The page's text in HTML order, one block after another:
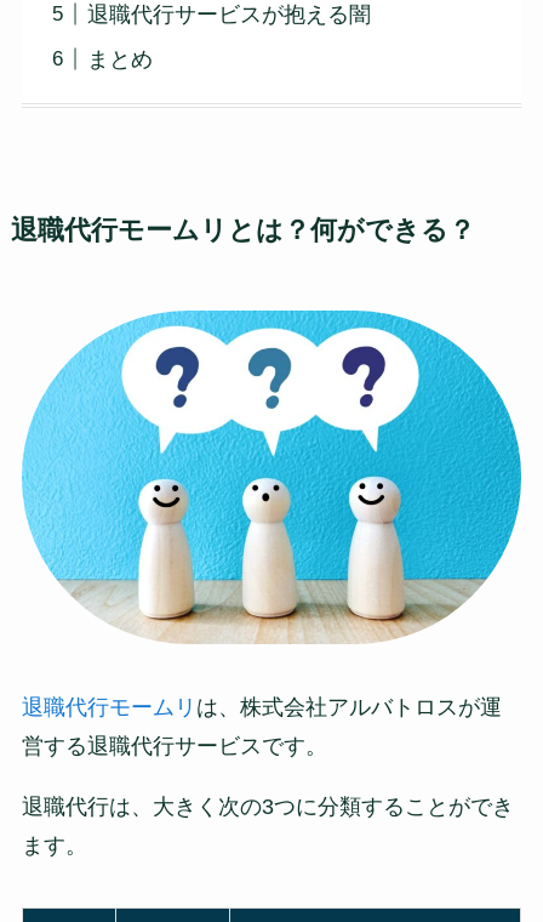
退職代行サービスが抱える闇
まとめ
退職代行モームリとは？何ができる？
退職代行モームリ は、株式会社アルバトロスが運
営する退職代行サービスです。
退職代行は、大きく次の3つに分類することができ
ます。